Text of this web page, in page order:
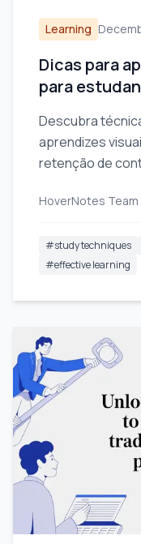
Learning
Dicas para
para
Descubra
aprendizes
retenção de
visuais.
HoverNotes Team
#study techniques
#effective learning